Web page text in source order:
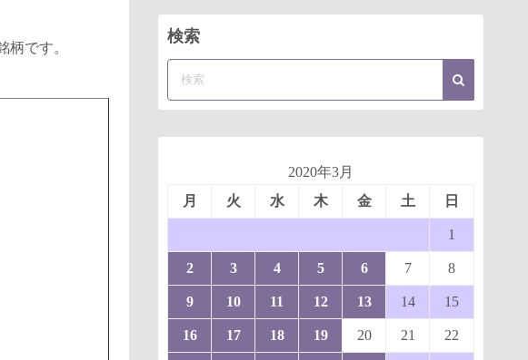
柄です。
検索
2020年3月
月
火 水 木 金 土 日
1
2 3 4 5 6 7 8
9 10 11 12 13 14 15
16 17 18 19 20 21 22